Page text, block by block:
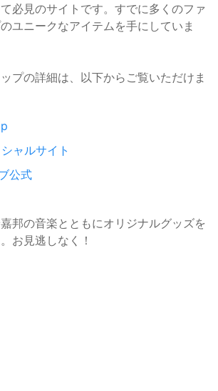
必見のサイトです。すでに多くのファ
ユニークなアイテムを手にしていま
プの詳細は、以下からご覧いただけま
ャルサイト
公式
邦の音楽とともにオリジナルグッズを
お見逃しなく！